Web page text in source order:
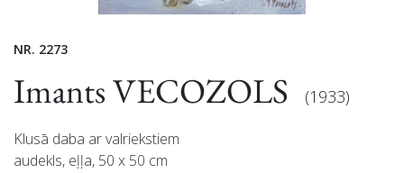
NR. 2273
Imants VECOZOLS (1933)
Klusā daba ar valriekstiem
audekls, eļļa, 50 x 50 cm